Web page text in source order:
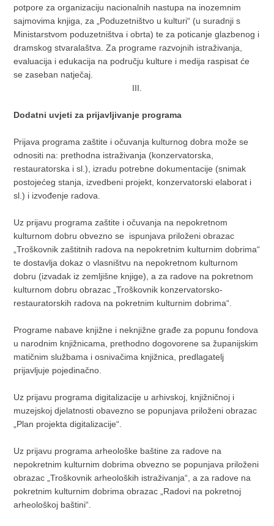
potpore za organizaciju nacionalnih nastupa na inozemnim
sajmovima knjiga, za „Poduzetništvo u kulturi“ (u suradnji s
Ministarstvom poduzetništva i obrta) te za poticanje glazbenog i
dramskog stvaralaštva. Za programe razvojnih istraživanja,
evaluacija i edukacija na području kulture i medija raspisat će
se zaseban natječaj.
III.
Dodatni uvjeti za prijavljivanje programa
Prijava programa zaštite i očuvanja kulturnog dobra može se
odnositi na: prethodna istraživanja (konzervatorska,
restauratorska i sl.), izradu potrebne dokumentacije (snimak
postojećeg stanja, izvedbeni projekt, konzervatorski elaborat i
sl.) i izvođenje radova.
Uz prijavu programa zaštite i očuvanja na nepokretnom
kulturnom dobru obvezno se ispunjava priloženi obrazac
„Troškovnik zaštitnih radova na nepokretnim kulturnim dobrima“
te dostavlja dokaz o vlasništvu na nepokretnom kulturnom
dobru (izvadak iz zemljišne knjige), a za radove na pokretnom
kulturnom dobru obrazac „Troškovnik konzervatorsko-
restauratorskih radova na pokretnim kulturnim dobrima“.
Programe nabave knjižne i neknjižne građe za popunu fondova
u narodnim knjižnicama, prethodno dogovorene sa županijskim
matičnim službama i osnivačima knjižnica, predlagatelj
prijavljuje pojedinačno.
Uz prijavu programa digitalizacije u arhivskoj, knjižničnoj i
muzejskoj djelatnosti obavezno se popunjava priloženi obrazac
„Plan projekta digitalizacije“.
Uz prijavu programa arheološke baštine za radove na
nepokretnim kulturnim dobrima obvezno se popunjava priloženi
obrazac „Troškovnik arheoloških istraživanja“, a za radove na
pokretnim kulturnim dobrima obrazac „Radovi na pokretnoj
arheološkoj baštini“.